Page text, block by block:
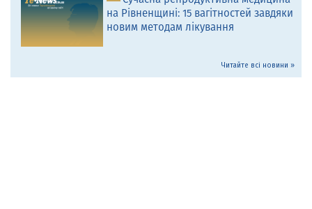
на Рівненщині: 15 вагітностей завдяки
новим методам лікування
Читайте всі новини »